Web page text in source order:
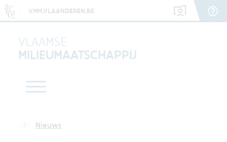
VMM.VLAANDEREN.BE
VLAAMSE
MILIEUMAATSCHAPPIJ
Nieuws